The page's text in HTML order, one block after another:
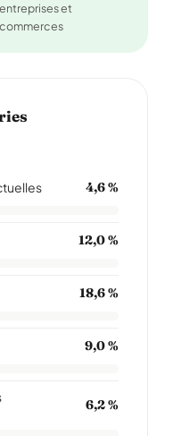
entreprises et
commerces
4,6 %
12,0 %
18,6 %
9,0 %
6,2 %